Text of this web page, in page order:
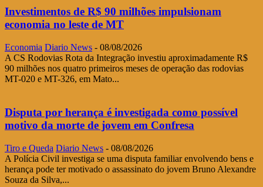
Investimentos de R$ 90 milhões impulsionam
economia no leste de MT
Economia Diario News - 08/08/2026
A CS Rodovias Rota da Integração investiu aproximadamente R$
90 milhões nos quatro primeiros meses de operação das rodovias
MT-020 e MT-326, em Mato...
Disputa por herança é investigada como possível
motivo da morte de jovem em Confresa
Tiro e Queda Diario News - 08/08/2026
A Polícia Civil investiga se uma disputa familiar envolvendo bens e
herança pode ter motivado o assassinato do jovem Bruno Alexandre
Souza da Silva,...